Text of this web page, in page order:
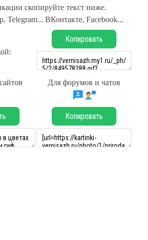
скопируйте текст ниже.
Telegram... ВКонтакте, Facebook...
Копировать
Для форумов и чатов
Копировать